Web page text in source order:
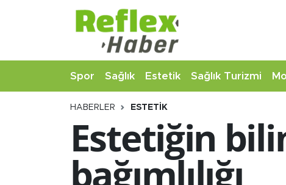
Spor Sağlık Estetik Sağlık Turizmi
HABERLER ESTETIK
Estetiğin
bağımlılığı
Estetik
Firmalardan
İş ve Ekonomi
Nöbetçi Eczaneler
Hava Durumu
Namaz Vakitleri
Trafik Durumu
Şampiyonlar Ligi Puan Durumu ve Fikstür